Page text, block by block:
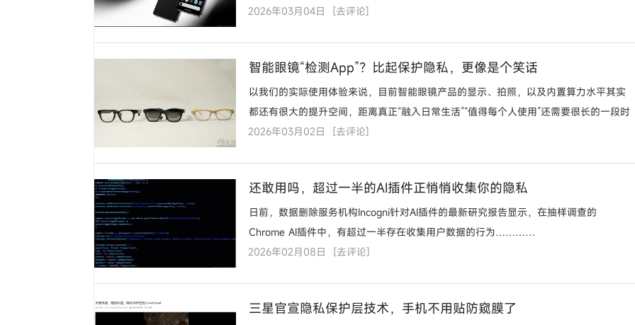
2026年03月04日
[去评论]
智能眼镜“检测App”？比起保护隐私，更像是个笑话
以我们的实际使用体验来说，目前智能眼镜产品的显示、拍照，以及内置算力水平其实
都还有很大的提升空间，距离真正“融入日常生活”“值得每个人使用”还需要很长的一段时
间…………
2026年03月02日 [去评论]
还敢用吗，超过一半的AI插件正悄悄收集你的隐私
日前，数据删除服务机构Incogni针对AI插件的最新研究报告显示，在抽样调查的
Chrome AI插件中，有超过一半存在收集用户数据的行为…………
2026年02月08日
[去评论]
三星官宣隐私保护层技术，手机不用贴防窥膜了